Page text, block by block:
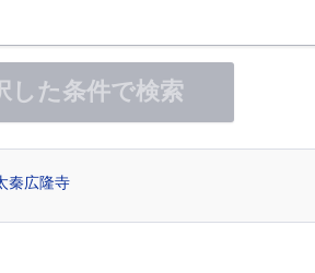
した条件で検索
秦広隆寺